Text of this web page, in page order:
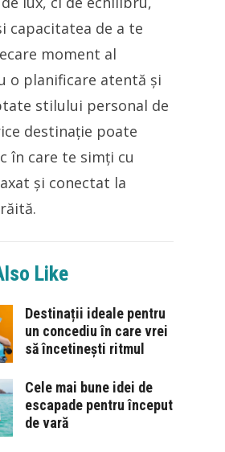
capacitatea de a te
moment al
o planificare atentă și
stilului personal de
destinație poate
în care te simți cu
și conectat la
Like
Destinații ideale pentru
un concediu în care vrei
să încetinești ritmul
Cele mai bune idei de
escapade pentru început
de vară